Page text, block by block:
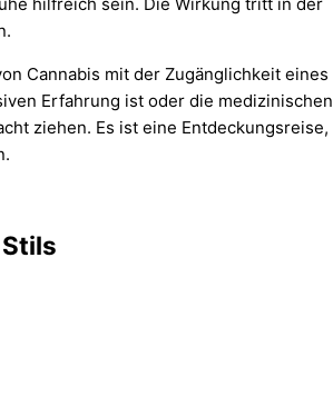
Cannabis mit der Zugänglichkeit eines
Erfahrung ist oder die medizinischen
ziehen. Es ist eine Entdeckungsreise,